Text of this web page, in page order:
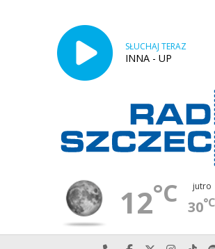
SŁUCHAJ TERAZ
INNA - UP
12°C jutro
30°C